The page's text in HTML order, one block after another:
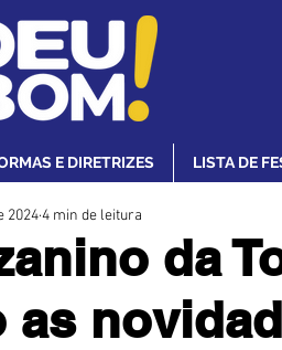
E DIRETRIZES LISTA DE
da
as
20244 min de leitura